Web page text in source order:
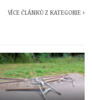
VÍCE ČLÁNKŮ Z KATEGORIE ›